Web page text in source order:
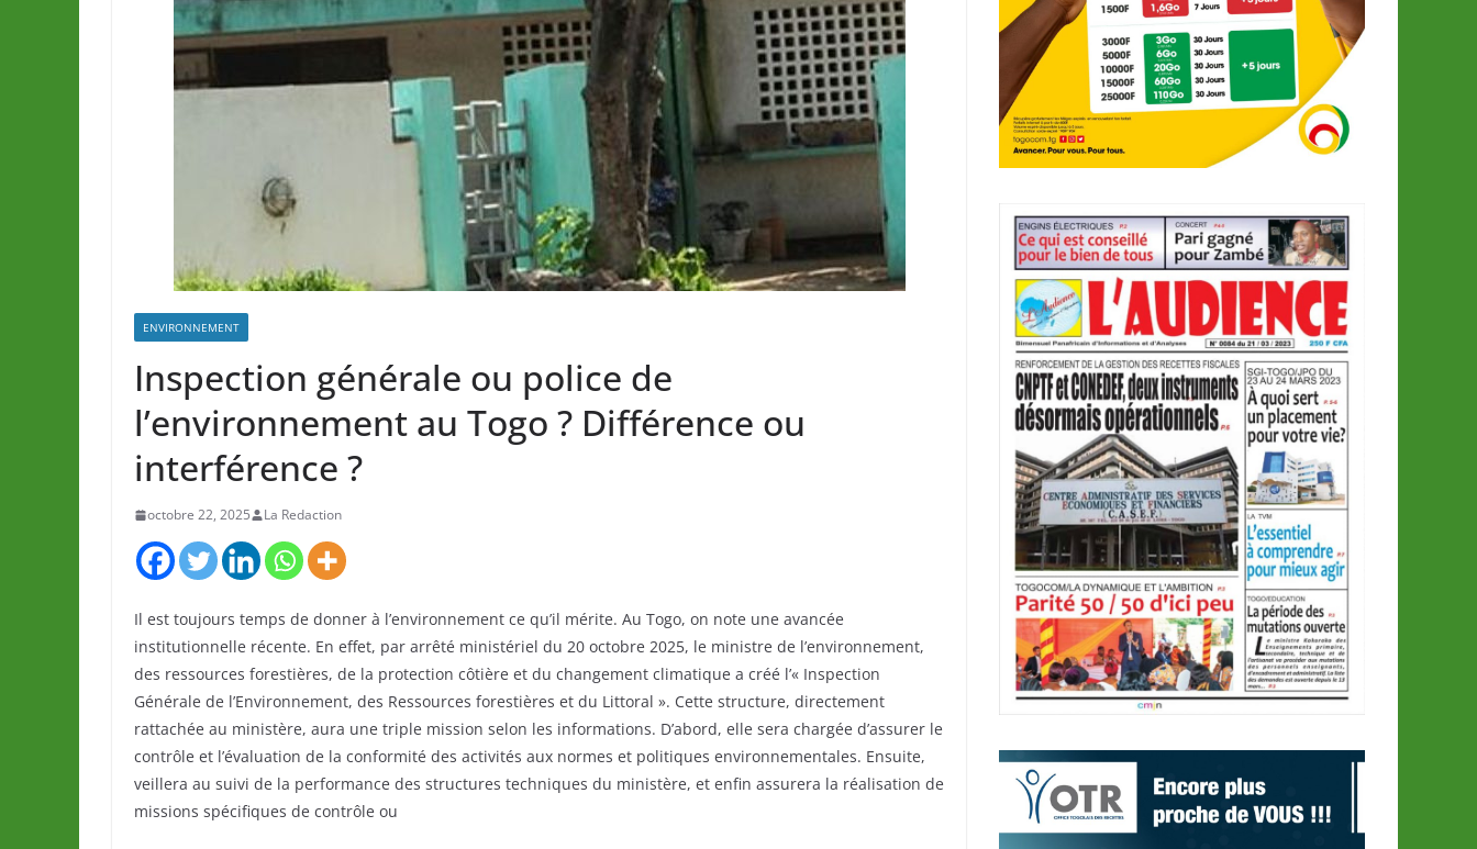
ENVIRONNEMENT
Inspection générale ou police de
l’environnement au Togo ? Différence ou
interférence ?
octobre 22, 2025 La Redaction
Il est toujours temps de donner à l’environnement ce qu’il mérite. Au Togo, on note une avancée
institutionnelle récente. En effet, par arrêté ministériel du 20 octobre 2025, le ministre de l’environnement,
des ressources forestières, de la protection côtière et du changement climatique a créé l’« Inspection
Générale de l’Environnement, des Ressources forestières et du Littoral ». Cette structure, directement
rattachée au ministère, aura une triple mission selon les informations. D’abord, elle sera chargée d’assurer le
contrôle et l’évaluation de la conformité des activités aux normes et politiques environnementales. Ensuite,
veillera au suivi de la performance des structures techniques du ministère, et enfin assurera la réalisation de
missions spécifiques de contrôle ou